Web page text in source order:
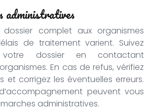
administratives
complet aux organismes
de traitement varient. Suivez
votre dossier en contactant
En cas de refus, vérifiez
et corrigez les éventuelles erreurs.
peuvent vous
administratives.